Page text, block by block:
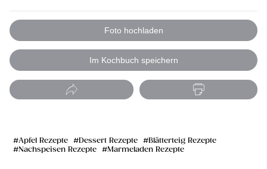
Foto hochladen
Im Kochbuch speichern
Apfel Rezepte Dessert Rezepte
Blätterteig Rezepte
Nachspeisen Rezepte
Marmeladen Rezepte